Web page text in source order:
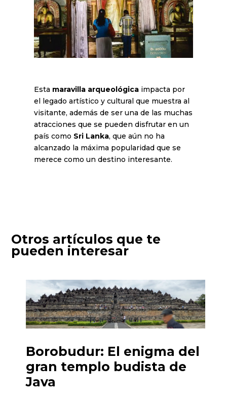
Esta maravilla arqueológica impacta por
el legado artístico y cultural que muestra al
visitante, además de ser una de las muchas
atracciones que se pueden disfrutar en un
país como Sri Lanka, que aún no ha
alcanzado la máxima popularidad que se
merece como un destino interesante.
Otros artículos que te
pueden interesar
Borobudur: El enigma del
gran templo budista de
Java